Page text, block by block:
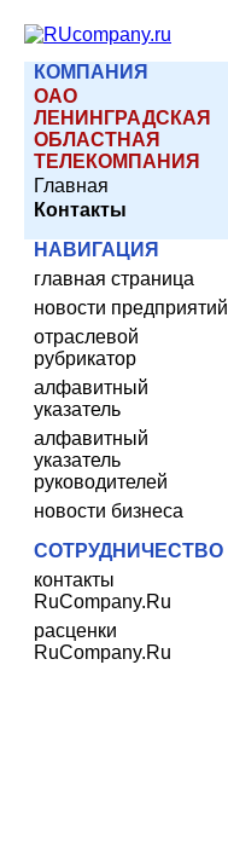
КОМПАНИЯ
ОАО
ЛЕНИНГРАДСКАЯ
ОБЛАСТНАЯ
ТЕЛЕКОМПАНИЯ
Главная
Контакты
НАВИГАЦИЯ
главная страница
новости предприятий
отраслевой
рубрикатор
алфавитный
указатель
алфавитный
указатель
руководителей
новости бизнеса
СОТРУДНИЧЕСТВО
контакты
RuCompany.Ru
расценки
RuCompany.Ru